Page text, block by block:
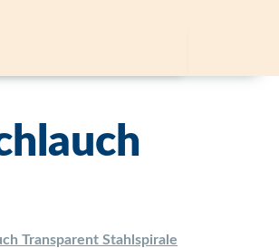
Transparent Stahlspirale